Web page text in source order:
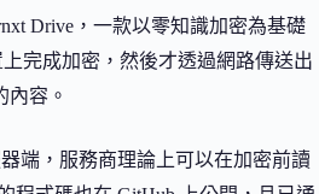
Drive，一款以零知識加密為基礎
完成加密，然後才透過網路傳送出
內容。
端，服務商理論上可以在加密前讀